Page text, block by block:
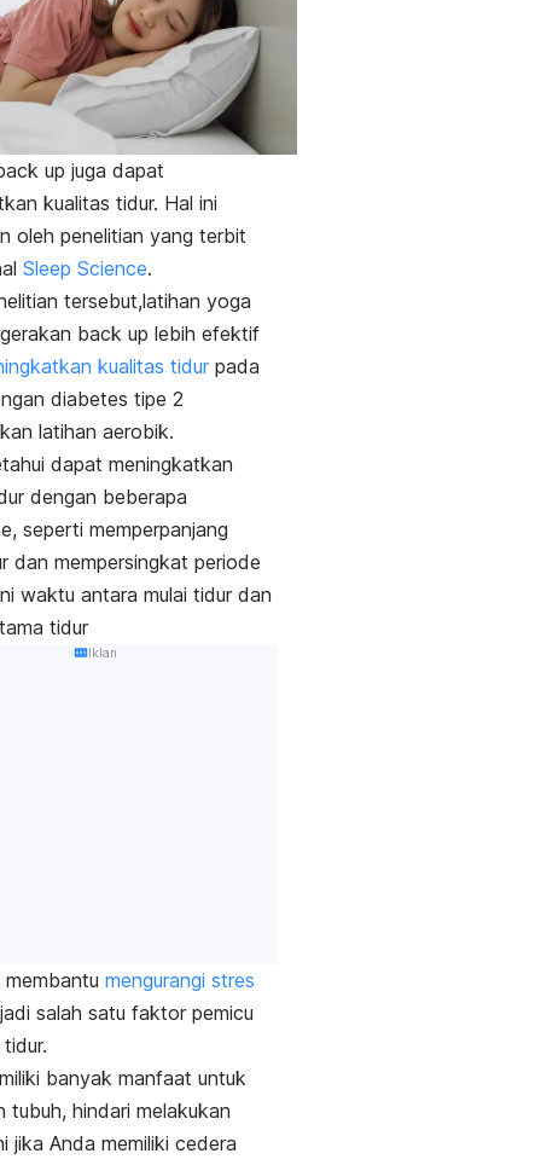
up juga dapat
kualitas tidur. Hal ini
oleh penelitian yang terbit
Sleep Science.
tersebut,latihan yoga
back up lebih efektif
kualitas tidur pada
diabetes tipe 2
latihan aerobik.
dapat meningkatkan
dengan beberapa
seperti memperpanjang
dan mempersingkat periode
waktu antara mulai tidur dan
tidur
Iklan
membantu mengurangi stres
salah satu faktor pemicu
banyak manfaat untuk
tubuh, hindari melakukan
jika Anda memiliki cedera